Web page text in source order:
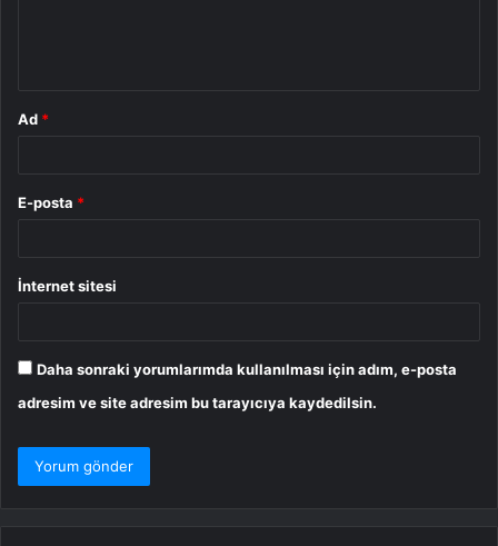
Ad *
E-posta *
İnternet sitesi
Daha sonraki yorumlarımda kullanılması için adım, e-posta
adresim ve site adresim bu tarayıcıya kaydedilsin.